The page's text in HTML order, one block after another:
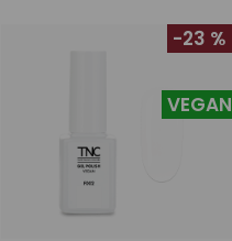
VEGAN
-23 %